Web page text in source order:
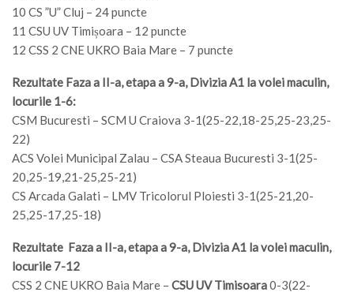
10 CS ”U” Cluj – 24 puncte
11 CSU UV Timișoara – 12 puncte
12 CSS 2 CNE UKRO Baia Mare – 7 puncte
Rezultate Faza a II-a, etapa a 9-a, Divizia A1 la volei maculin,
locurile 1-6:
CSM Bucuresti – SCM U Craiova 3-1(25-22,18-25,25-23,25-
22)
ACS Volei Municipal Zalau – CSA Steaua Bucuresti 3-1(25-
20,25-19,21-25,25-21)
CS Arcada Galati – LMV Tricolorul Ploiesti 3-1(25-21,20-
25,25-17,25-18)
Rezultate Faza a II-a, etapa a 9-a, Divizia A1 la volei maculin,
locurile 7-12
CSS 2 CNE UKRO Baia Mare – CSU UV Timisoara0-3(22-